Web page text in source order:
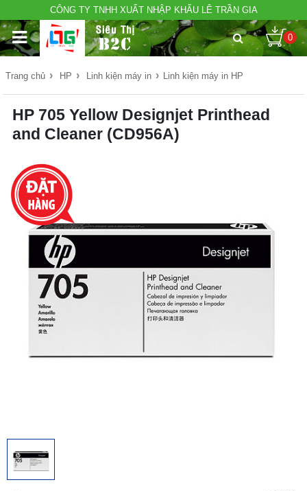
CÔNG TY TNHH XUẤT NHẬP KHẨU LÊ TRẦN GIA
0
Trang chủ › HP › Linh kiện máy in › Linh kiện máy in HP
HP 705 Yellow Designjet Printhead
and Cleaner (CD956A)